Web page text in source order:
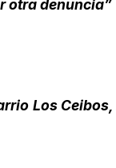
otra denuncia”
Los